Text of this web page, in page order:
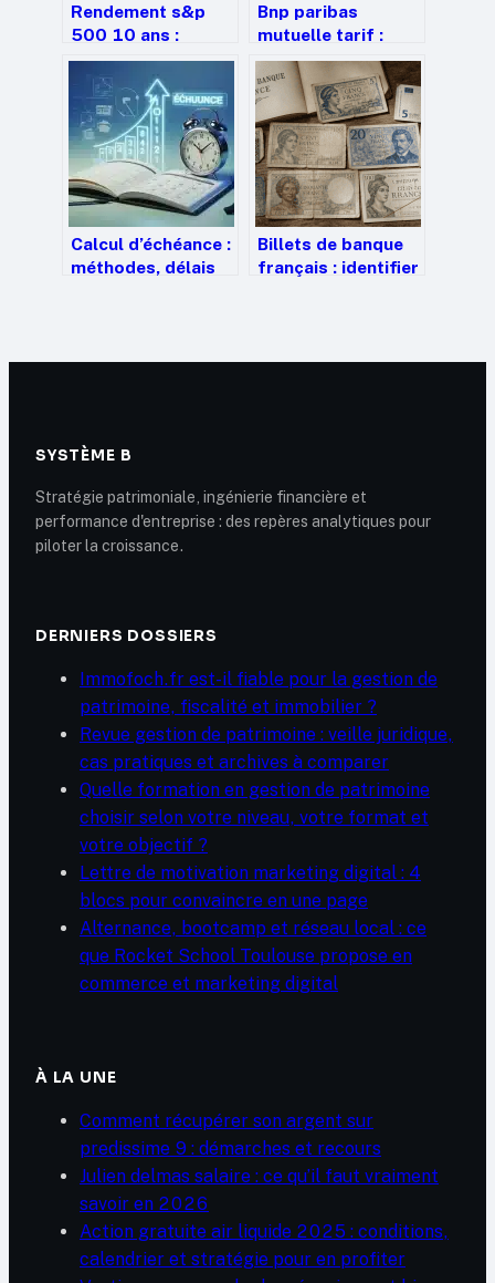
Rendement s&p
500 10 ans :
comprendre,
comparer et bien
l’utiliser
Bnp paribas
mutuelle tarif :
comment bien
comparer et payer
le juste prix
Calcul d’échéance :
méthodes, délais
Billets de banque
français : identifier
d’une coupure
SYSTÈME B
Stratégie patrimoniale, ingénierie financière et
performance d'entreprise : des repères analytiques pour
piloter la croissance.
DERNIERS DOSSIERS
Immofoch.fr est-il fiable pour la gestion de
patrimoine, fiscalité et immobilier ?
Revue gestion de patrimoine : veille juridique,
cas pratiques et archives à comparer
Quelle formation en gestion de patrimoine
choisir selon votre niveau, votre format et
votre objectif ?
Lettre de motivation marketing digital : 4
blocs pour convaincre en une page
Alternance, bootcamp et réseau local : ce
que Rocket School Toulouse propose en
commerce et marketing digital
À LA UNE
Comment récupérer son argent sur
predissime 9 : démarches et recours
Julien delmas salaire : ce qu’il faut vraiment
savoir en 2026
Action gratuite air liquide 2025 : conditions,
calendrier et stratégie pour en profiter